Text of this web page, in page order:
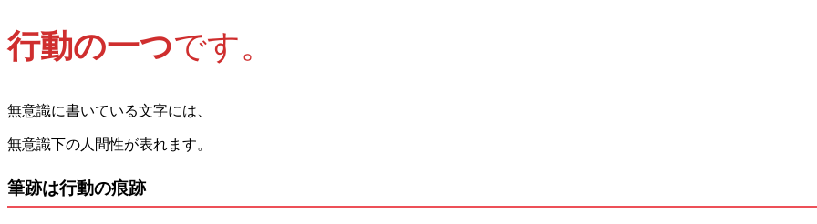
行動の一つです。
無意識に書いている文字には、
無意識下の人間性が表れます。
筆跡は行動の痕跡